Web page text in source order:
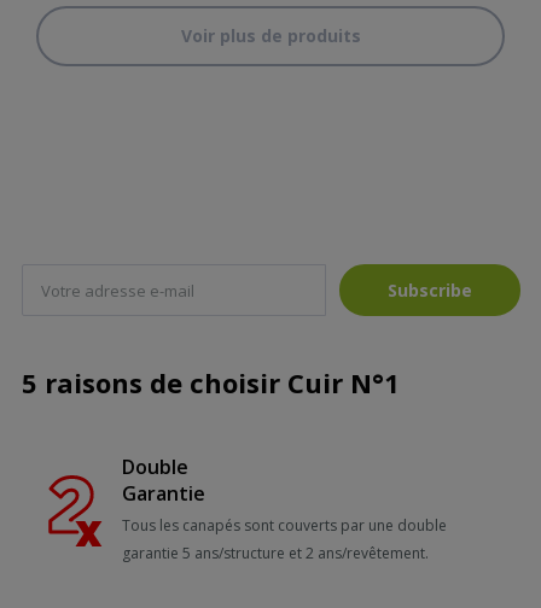
Voir plus de produits
Subscribe
5 raisons de choisir Cuir N°1
Double
Garantie
Tous les canapés sont couverts par une double
garantie 5 ans/structure et 2 ans/revêtement.